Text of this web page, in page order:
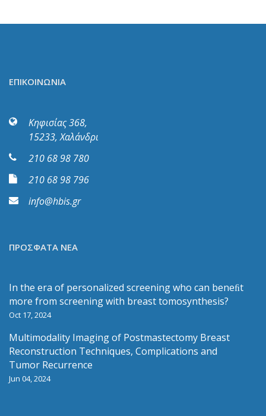
ΕΠΙΚΟΙΝΩΝΙΑ
Κηφισίας 368,
15233, Χαλάνδρι
210 68 98 780
210 68 98 796
info@hbis.gr
ΠΡΟΣΦΑΤΑ ΝΕΑ
In the era of personalized screening who can beneﬁt
more from screening with breast tomosynthesis?
Oct 17, 2024
Multimodality Imaging of Postmastectomy Breast
Reconstruction Techniques, Complications and
Tumor Recurrence
Jun 04, 2024